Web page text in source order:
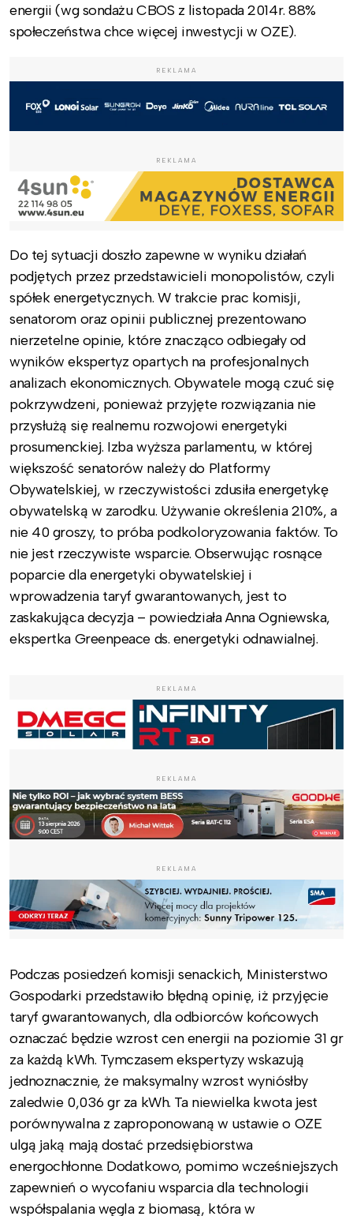
energii (wg sondażu CBOS z listopada 2014r. 88%
społeczeństwa chce więcej inwestycji w OZE).
REKLAMA
REKLAMA
Do tej sytuacji doszło zapewne w wyniku działań
podjętych przez przedstawicieli monopolistów, czyli
spółek energetycznych. W trakcie prac komisji,
senatorom oraz opinii publicznej prezentowano
nierzetelne opinie, które znacząco odbiegały od
wyników ekspertyz opartych na profesjonalnych
analizach ekonomicznych. Obywatele mogą czuć się
pokrzywdzeni, ponieważ przyjęte rozwiązania nie
przysłużą się realnemu rozwojowi energetyki
prosumenckiej. Izba wyższa parlamentu, w której
większość senatorów należy do Platformy
Obywatelskiej, w rzeczywistości zdusiła energetykę
obywatelską w zarodku. Używanie określenia 210%, a
nie 40 groszy, to próba podkoloryzowania faktów. To
nie jest rzeczywiste wsparcie. Obserwując rosnące
poparcie dla energetyki obywatelskiej i
wprowadzenia taryf gwarantowanych, jest to
zaskakująca decyzja – powiedziała Anna Ogniewska,
ekspertka Greenpeace ds. energetyki odnawialnej.
REKLAMA
REKLAMA
REKLAMA
Podczas posiedzeń komisji senackich, Ministerstwo
Gospodarki przedstawiło błędną opinię, iż przyjęcie
taryf gwarantowanych, dla odbiorców końcowych
oznaczać będzie wzrost cen energii na poziomie 31 gr
za każdą kWh. Tymczasem ekspertyzy wskazują
jednoznacznie, że maksymalny wzrost wyniósłby
zaledwie 0,036 gr za kWh. Ta niewielka kwota jest
porównywalna z zaproponowaną w ustawie o OZE
ulgą jaką mają dostać przedsiębiorstwa
energochłonne. Dodatkowo, pomimo wcześniejszych
zapewnień o wycofaniu wsparcia dla technologii
współspalania węgla z biomasą, która w